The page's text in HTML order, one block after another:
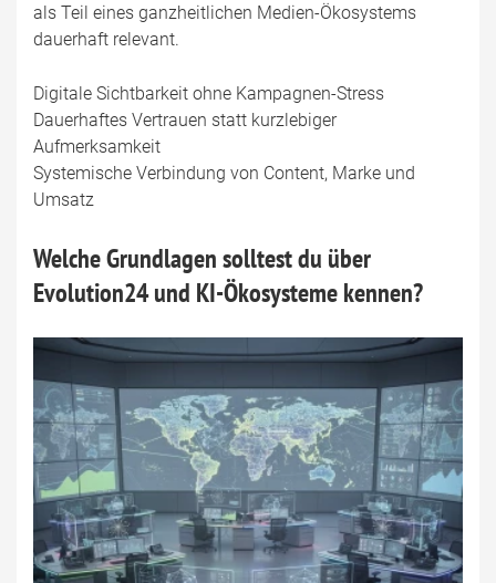
als Teil eines ganzheitlichen Medien-Ökosystems
dauerhaft relevant.
Digitale Sichtbarkeit ohne Kampagnen-Stress
Dauerhaftes Vertrauen statt kurzlebiger
Aufmerksamkeit
Systemische Verbindung von Content, Marke und
Umsatz
Welche Grundlagen solltest du über
Evolution24 und KI-Ökosysteme kennen?